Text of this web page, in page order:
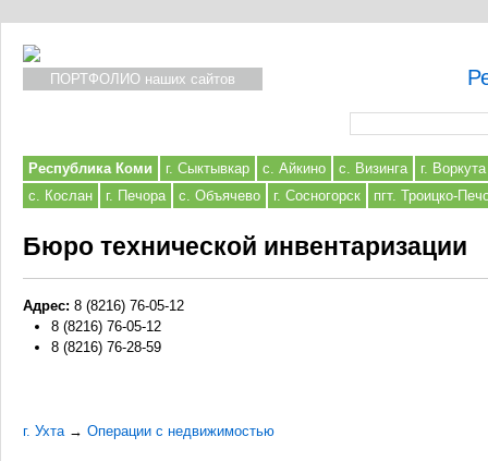
ПОРТФОЛИО наших сайтов
Республика Коми г. Сыктывкар с. Айкино с. Визинга
г. Воркута
с. Кослан
г. Печора с. Объячево г. Сосногорск пгт. Троицко-
Бюро технической инвентаризации
Адрес: 8 (8216) 76-05-12
8 (8216) 76-05-12
8 (8216) 76-28-59
г. Ухта → Операции с недвижимостью